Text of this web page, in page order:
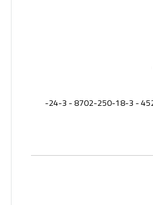
كود المنتج: 3-16-250-4523 - 3-18-250-8702 - 3-24-